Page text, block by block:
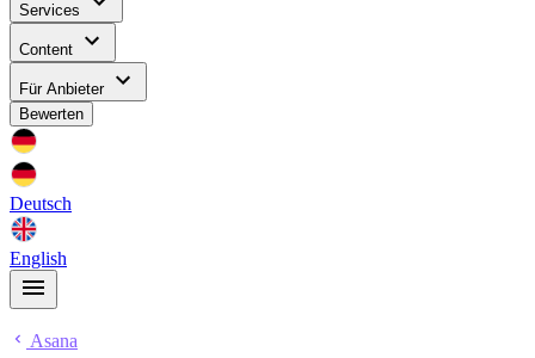
Services
Content
Für Anbieter
Bewerten
Deutsch
English
Asana